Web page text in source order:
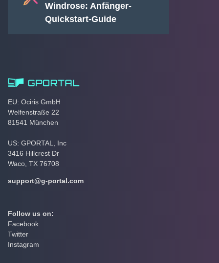
Windrose: Anfänger-
Quickstart-Guide
EU: Ociris GmbH
Welfenstraße 22
81541 München
US: GPORTAL, Inc
3416 Hillcrest Dr
Waco, TX 76708
support@g-portal.com
Follow us on:
Facebook
Twitter
Instagram